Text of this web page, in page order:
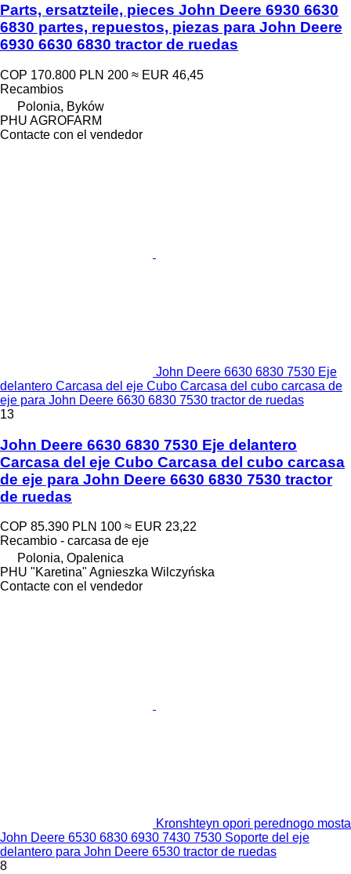
Parts, ersatzteile, pieces John Deere 6930 6630
6830 partes, repuestos, piezas para John Deere
6930 6630 6830 tractor de ruedas
COP 170.800 PLN 200 ≈ EUR 46,45
Recambios
Polonia, Byków
PHU AGROFARM
Contacte con el vendedor
John Deere 6630 6830 7530 Eje
delantero Carcasa del eje Cubo Carcasa del cubo carcasa de
eje para John Deere 6630 6830 7530 tractor de ruedas
13
John Deere 6630 6830 7530 Eje delantero
Carcasa del eje Cubo Carcasa del cubo carcasa
de eje para John Deere 6630 6830 7530 tractor
de ruedas
COP 85.390 PLN 100 ≈ EUR 23,22
Recambio - carcasa de eje
Polonia, Opalenica
PHU "Karetina" Agnieszka Wilczyńska
Contacte con el vendedor
Kronshteyn opori perednogo mosta
John Deere 6530 6830 6930 7430 7530 Soporte del eje
delantero para John Deere 6530 tractor de ruedas
8